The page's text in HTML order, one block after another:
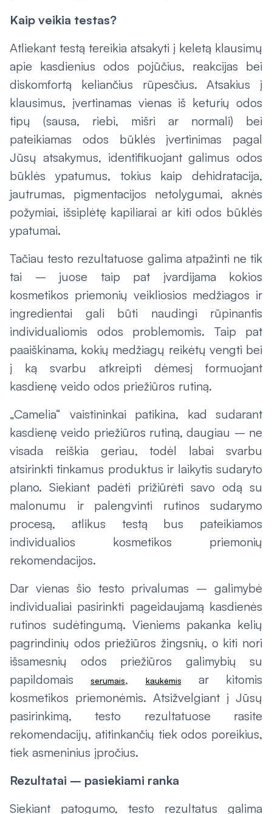
Kaip veikia testas?
Atliekant testą tereikia atsakyti į keletą klausimų
apie kasdienius odos pojūčius, reakcijas bei
diskomfortą keliančius rūpesčius. Atsakius į
klausimus, įvertinamas vienas iš keturių odos
tipų (sausa, riebi, mišri ar normali) bei
pateikiamas odos būklės įvertinimas pagal
Jūsų atsakymus, identifikuojant galimus odos
būklės ypatumus, tokius kaip dehidratacija,
jautrumas, pigmentacijos netolygumai, aknės
požymiai, išsiplėtę kapiliarai ar kiti odos būklės
ypatumai.
Tačiau testo rezultatuose galima atpažinti ne tik
tai – juose taip pat įvardijama kokios
kosmetikos priemonių veikliosios medžiagos ir
ingredientai gali būti naudingi rūpinantis
individualiomis odos problemomis. Taip pat
paaiškinama, kokių medžiagų reikėtų vengti bei
į ką svarbu atkreipti dėmesį formuojant
kasdienę veido odos priežiūros rutiną.
„Camelia“ vaistininkai patikina, kad sudarant
kasdienę veido priežiūros rutiną, daugiau – ne
visada reiškia geriau, todėl labai svarbu
atsirinkti tinkamus produktus ir laikytis sudaryto
plano. Siekiant padėti prižiūrėti savo odą su
malonumu ir palengvinti rutinos sudarymo
procesą, atlikus testą bus pateikiamos
individualios kosmetikos priemonių
rekomendacijos.
Dar vienas šio testo privalumas – galimybė
individualiai pasirinkti pageidaujamą kasdienės
rutinos sudėtingumą. Vieniems pakanka kelių
pagrindinių odos priežiūros žingsnių, o kiti nori
išsamesnių odos priežiūros galimybių su
papildomaisserumais, kaukėmis
ar kitomis
kosmetikos priemonėmis. Atsižvelgiant į Jūsų
pasirinkimą, testo rezultatuose rasite
rekomendacijų, atitinkančių tiek odos poreikius,
tiek asmeninius įpročius.
Rezultatai – pasiekiami ranka
Siekiant patogumo, testo rezultatus galima